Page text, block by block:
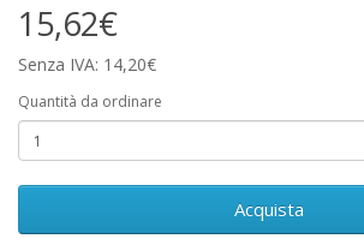
15,62€
Senza IVA: 14,20€
Quantità da ordinare
Acquista